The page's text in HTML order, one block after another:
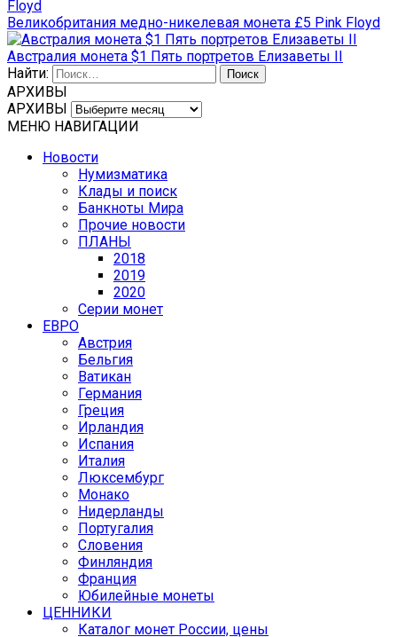
Великобритания медно-никелевая монета £5 Pink Floyd
Австралия монета $1 Пять портретов Елизаветы II
Найти:
АРХИВЫ
АРХИВЫ
МЕНЮ НАВИГАЦИИ
Новости
Нумизматика
Клады и поиск
Банкноты Мира
Прочие новости
ПЛАНЫ
2018
2019
2020
Серии монет
ЕВРО
Австрия
Бельгия
Ватикан
Германия
Греция
Ирландия
Испания
Италия
Люксембург
Монако
Нидерланды
Португалия
Словения
Финляндия
Франция
Юбилейные монеты
ЦЕННИКИ
Каталог монет России, цены